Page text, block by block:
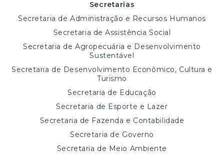
Secretarias
Secretaria de Administração e Recursos Humanos
Secretaria de Assistência Social
Secretaria de Agropecuária e Desenvolvimento
Sustentável
Secretaria de Desenvolvimento Econômico, Cultura e
Turismo
Secretaria de Educação
Secretaria de Esporte e Lazer
Secretaria de Fazenda e Contabilidade
Secretaria de Governo
Secretaria de Meio Ambiente